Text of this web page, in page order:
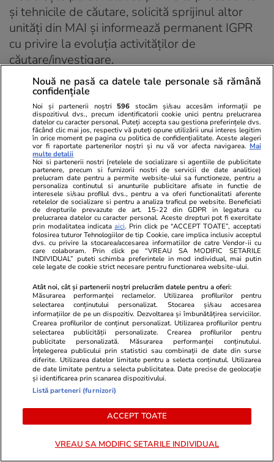
şi tehnicile de căutare, solicită sprijinul altor
unităţi din MAI şi informează permanent IGPR
cu privire la evoluţia activităţilor de
căutare/investigare.
În cazul dispariţiilor în circumstanţe alarmante,
aceste măsuri trebuie luate imediat. Fiecare
secundă contează, atunci când viaţa copilului
dispărut este în pericol.
Repunere temporară în drepturi
Decizia de miercuri a Curții de Apel care
confirmă suspendarea executării dispoziției de
destituire a lui Alexe este o repunere
temporară în drepturi. Dosarul în care se judecă
cererea de anulare definitivă a deciziei de
destituire din Poliţie a fost mutat la Tribunalul
Mehedinţi, prin decizia Curţii de Apel Craiova, la
cererea IGPR.
Abonați-vă laȘTIRILE
ZILEIpentru a fi la
curent cu cele mai noi
informații.
ABONEAZĂ-TE
URMĂREȘTE CEL MAI NOU VIDEO
Nouă ne pasă ca datele tale personale să rămână
confidențiale
Noi și partenerii noștri 596 stocăm și/sau accesăm informații pe
dispozitivul dvs., precum identificatorii cookie unici pentru prelucrarea
datelor cu caracter personal. Puteți accepta sau gestiona preferințele dvs.
făcând clic mai jos, respectiv vă puteți opune utilizării unui interes legitim
în orice moment pe pagina cu politica de confidențialitate. Aceste alegeri
vor fi raportate partenerilor noștri și nu vă vor afecta navigarea. Mai
multe detalii
Noi si partenerii nostri (retelele de socializare si agentiile de publicitate
partenere, precum si furnizorii nostri de servicii de date analitice)
prelucram date pentru a permite website-ului sa functioneze, pentru a
personaliza continutul si anunturile publicitare afisate in functie de
interesele si/sau profilul dvs., pentru a va oferi functionalitati aferente
retelelor de socializare si pentru a analiza traficul pe website. Beneficiati
de drepturile prevazute de art. 15-22 din GDPR in legatura cu
prelucrarea datelor cu caracter personal. Aceste drepturi pot fi exercitate
prin modalitatea indicataaici. Prin click pe “ACCEPT TOATE”, acceptati
folosirea tuturor Tehnologiilor de tip Cookie, care implica inclusiv acceptul
dvs. cu privire la stocarea/accesarea informatiilor de catre Vendor-ii cu
care colaboram. Prin click pe “VREAU SA MODIFIC SETARILE
INDIVIDUAL” puteti schimba preferintele in mod individual, mai putin
cele legate de cookie strict necesare pentru functionarea website-ului.
Atât noi, cât și partenerii noștri prelucrăm datele pentru a oferi:
Măsurarea performanței reclamelor. Utilizarea profilurilor pentru
selectarea conținutului personalizat. Stocarea și/sau accesarea
informațiilor de pe un dispozitiv. Dezvoltarea și îmbunătățirea serviciilor.
Crearea profilurilor de conținut personalizat. Utilizarea profilurilor pentru
selectarea publicității personalizate. Crearea profilurilor pentru
publicitate personalizată. Măsurarea performanței conținutului.
Înțelegerea publicului prin statistici sau combinații de date din surse
diferite. Utilizarea datelor limitate pentru a selecta conținutul. Utilizarea
de date limitate pentru a selecta publicitatea. Date precise de geolocație
și identificarea prin scanarea dispozitivului.
Listă parteneri (furnizori)
ACCEPT TOATE
VREAU SA MODIFIC SETARILE INDIVIDUAL